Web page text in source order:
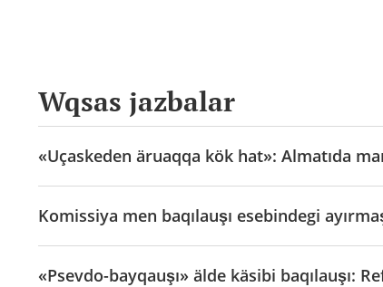
Wqsas jazbalar
«Uçaskeden äruaqqa kök hat»: Almatıda
Komissiya men baqılauşı esebindegi
«Psevdo-bayqauşı» älde käsibi baqılauşı: